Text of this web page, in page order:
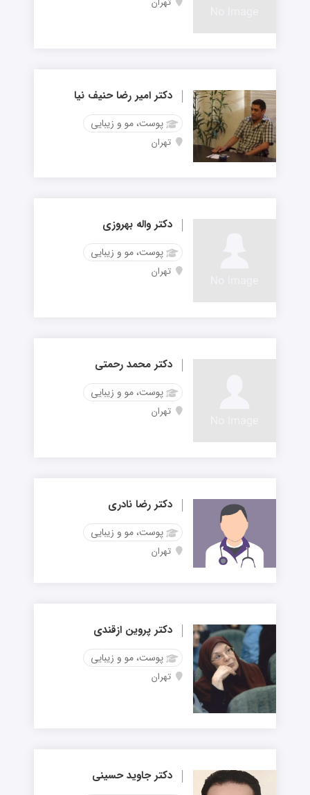
دکتر امیر رضا حنیف نیا
پوست، مو و زیبایی
تهران
دکتر واله بهروزی
پوست، مو و زیبایی
تهران
دکتر محمد رحمتی
پوست، مو و زیبایی
تهران
دکتر رضا نادری
پوست، مو و زیبایی
تهران
دکتر پروین ازقندی
پوست، مو و زیبایی
تهران
دکتر جاوید حسینی